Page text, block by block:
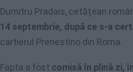
Dumitru Pradais, cetăţean
14 septembrie, după ce s-a
cartierul Prenestino din Roma.
Fapta a fost comisă în plină zi,